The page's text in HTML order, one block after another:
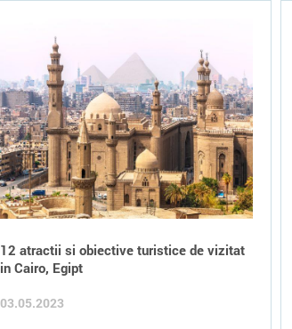
12 atractii si obiective turistice de vizitat
in Cairo, Egipt
03.05.2023